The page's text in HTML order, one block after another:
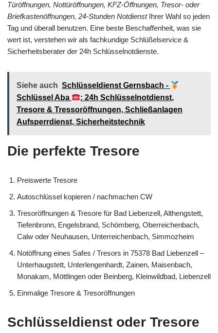
Türöffnungen, Nottüröffnungen, KFZ-Öffnungen, Tresor- oder
Briefkastenöffnungen, 24-Stunden NotdienstIhrer Wahl so jeden
Tag und überall benutzen. Eine beste Beschaffenheit, was sie
wert ist, verstehen wir als fachkundige Schlüßelservice &
Sicherheitsberater der 24h Schlüsselnotdienste.
Siehe auch Schlüsseldienst Gernsbach -
Schlüssel Aba
: 24h Schlüsselnotdienst,
Tresore & Tressoröffnungen, Schließanlagen
Aufsperrdienst, Sicherheitstechnik
Die perfekte Tresore
Preiswerte Tresore
Autoschlüssel kopieren / nachmachen CW
Tresoröffnungen & Tresore für Bad Liebenzell, Althengstett,
Tiefenbronn, Engelsbrand, Schömberg, Oberreichenbach,
Calw oder Neuhausen, Unterreichenbach, Simmozheim
Notöffnung eines Safes / Tresors in 75378 Bad Liebenzell –
Unterhaugstett, Unterlengenhardt, Zainen, Maisenbach,
Monakam, Möttlingen oder Beinberg, Kleinwildbad, Liebenzell
Einmalige Tresore & Tresoröffnungen
Schlüsseldienst oder Tresore